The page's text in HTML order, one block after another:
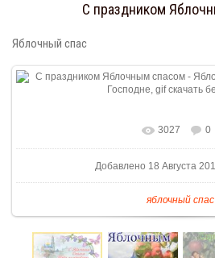
С праздником
Яблочный спас
3027 0
Добавлено 18 Августа
яблочный спас